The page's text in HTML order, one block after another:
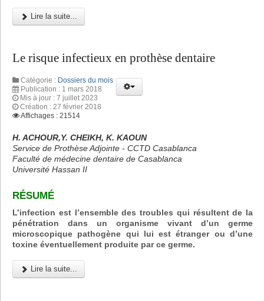
Lire la suite...
Le risque infectieux en prothèse dentaire
Catégorie : Dossiers du mois
Publication : 1 mars 2018
Mis à jour : 7 juillet 2023
Création : 27 février 2018
Affichages : 21514
H. ACHOUR,Y. CHEIKH, K. KAOUN
Service de Prothèse Adjointe - CCTD Casablanca
Faculté de médecine dentaire de Casablanca
Université Hassan II
RÉSUMÉ
L’infection est l’ensemble des troubles qui résultent de la
pénétration dans un organisme vivant d’un germe
microscopique pathogène qui lui est étranger ou d’une
toxine éventuellement produite par ce germe.
Lire la suite...